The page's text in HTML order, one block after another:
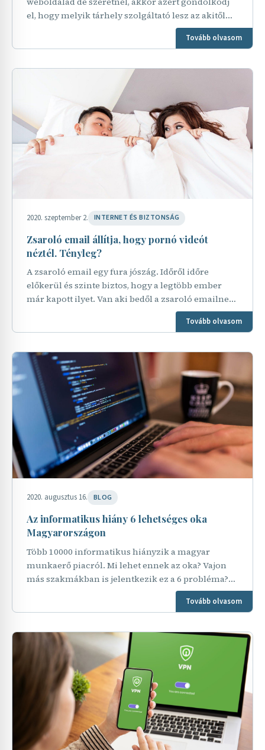
el, hogy melyik tárhely szolgáltató lesz az akitől
megveszed a tárhelyet és domain nevet. Vagy
Tovább olvasom
2020. szeptember 2. INTERNET ÉS BIZTONSÁG
Zsaroló email állítja, hogy pornó videót
néztél. Tényleg?
A zsaroló email egy fura jószág. Időről időre
előkerül és szinte biztos, hogy a legtöbb ember
már kapott ilyet. Van aki bedől a zsaroló emailnek
és fizet, van aki gondolkodik. A Nemzeti
Tovább olvasom
2020. augusztus 16. BLOG
Az informatikus hiány 6 lehetséges oka
Magyarországon
Több 10000 informatikus hiányzik a magyar
munkaerő piacról. Mi lehet ennek az oka? Vajon
más szakmákban is jelentkezik ez a 6 probléma?
Mit nevezünk informatikus hiánynak? Amikor
Tovább olvasom